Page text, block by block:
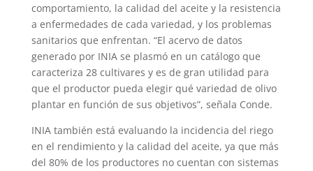
comportamiento, la calidad del aceite y la resistencia
a enfermedades de cada variedad, y los problemas
sanitarios que enfrentan. “El acervo de datos
generado por INIA se plasmó en un catálogo que
caracteriza 28 cultivares y es de gran utilidad para
que el productor pueda elegir qué variedad de olivo
plantar en función de sus objetivos”, señala Conde.
INIA también está evaluando la incidencia del riego
en el rendimiento y la calidad del aceite, ya que más
del 80% de los productores no cuentan con sistemas